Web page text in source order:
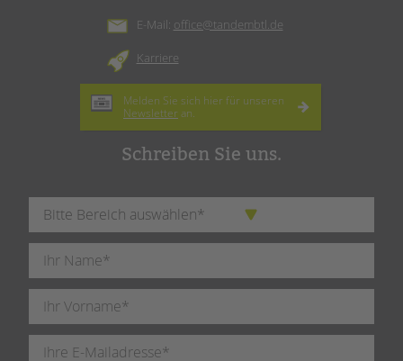
E-Mail: office@tandembtl.de
Karriere
Melden Sie sich hier für unseren
Newsletter an.
Schreiben Sie uns.